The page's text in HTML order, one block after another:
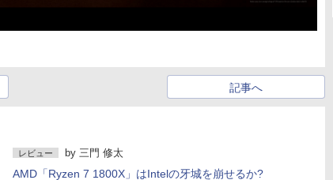
記事へ
レビュー by 三門 修太
AMD「Ryzen 7 1800X」はIntelの牙城を崩せるか?